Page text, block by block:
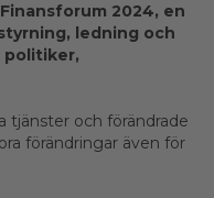
2024, en
ledning och
politiker,
tjänster och förändrade
förändringar även för